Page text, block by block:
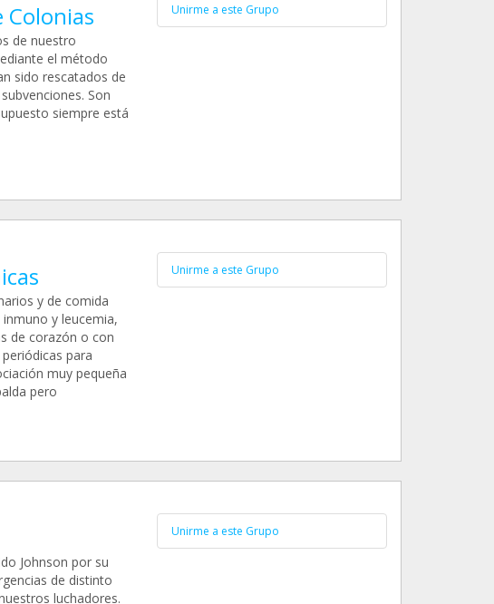
Colonias
de nuestro
el método
sido rescatados de
Son
siempre está
Unirme a este Grupo
y de comida
y leucemia,
de corazón o con
para
muy pequeña
pero
Unirme a este Grupo
Johnson por su
de distinto
luchadores.
Unirme a este Grupo